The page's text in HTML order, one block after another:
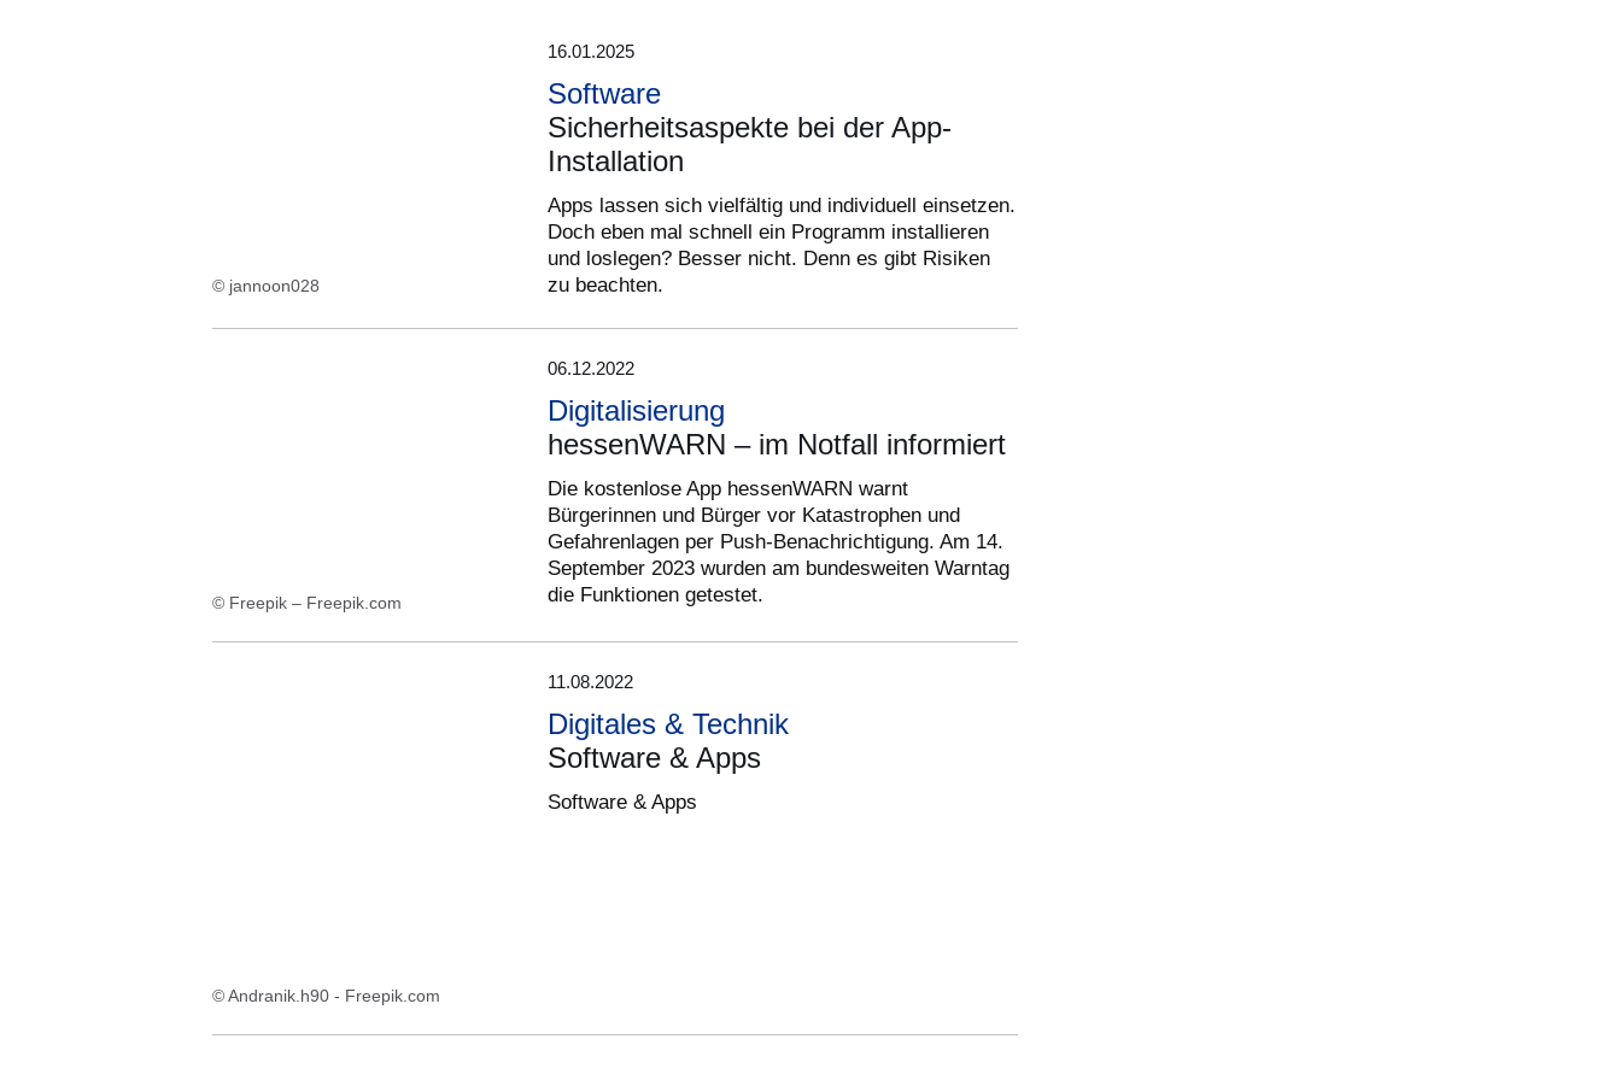
© jannoon028
16.01.2025
Software
Sicherheitsaspekte bei der App-
Installation
Apps lassen sich vielfältig und individuell einsetzen.
Doch eben mal schnell ein Programm installieren
und loslegen? Besser nicht. Denn es gibt Risiken
zu beachten.
© Freepik – Freepik.com
06.12.2022
Digitalisierung
hessenWARN – im Notfall informiert
Die kostenlose App hessenWARN warnt
Bürgerinnen und Bürger vor Katastrophen und
Gefahrenlagen per Push-Benachrichtigung. Am 14.
September 2023 wurden am bundesweiten Warntag
die Funktionen getestet.
© Andranik.h90 - Freepik.com
11.08.2022
Digitales & Technik
Software & Apps
Software & Apps